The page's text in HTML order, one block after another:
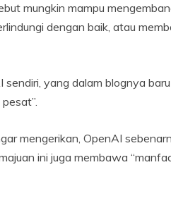
mungkin mampu
dengan baik, atau
sendiri, yang dalam blognya
mengerikan, OpenAI
ini juga membawa